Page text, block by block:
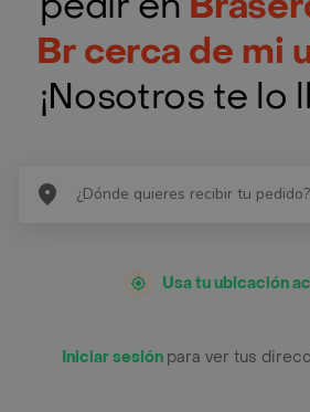
Br cerca de mi
¡Nosotros te lo
Usa tu ubicación
Iniciar sesión para ver tus